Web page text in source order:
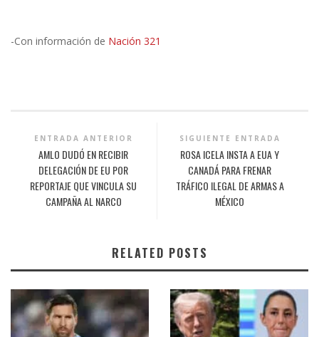
-Con información de Nación 321
ENTRADA ANTERIOR
AMLO DUDÓ EN RECIBIR
DELEGACIÓN DE EU POR
REPORTAJE QUE VINCULA SU
CAMPAÑA AL NARCO
SIGUIENTE ENTRADA
ROSA ICELA INSTA A EUA Y
CANADÁ PARA FRENAR
TRÁFICO ILEGAL DE ARMAS A
MÉXICO
RELATED POSTS